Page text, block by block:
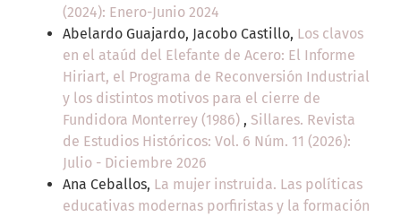
(2024): Enero-Junio 2024
Abelardo Guajardo, Jacobo Castillo, Los clavos
en el ataúd del Elefante de Acero: El Informe
Hiriart, el Programa de Reconversión Industrial
y los distintos motivos para el cierre de
Fundidora Monterrey (1986) , Sillares. Revista
de Estudios Históricos: Vol. 6 Núm. 11 (2026):
Julio - Diciembre 2026
Ana Ceballos, La mujer instruida. Las políticas
educativas modernas porfiristas y la formación